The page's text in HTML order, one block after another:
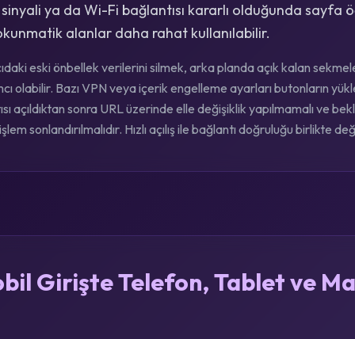
ya da Wi-Fi bağlantısı kararlı olduğunda sayfa
alanlar daha rahat kullanılabilir.
eski önbellek verilerini silmek, arka planda açık kalan
olabilir. Bazı VPN veya içerik engelleme ayarları butonların
açıldıktan sonra URL üzerinde elle değişiklik yapılmamalı ve
sonlandırılmalıdır. Hızlı açılış ile bağlantı doğruluğu birlikte
Girişte Telefon, Tablet ve